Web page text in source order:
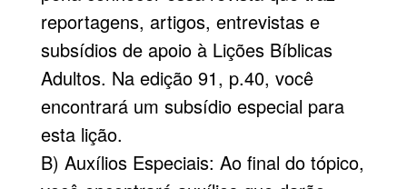
reportagens, artigos, entrevistas e
subsídios de apoio à Lições Bíblicas
Adultos. Na edição 91, p.40, você
encontrará um subsídio especial para
esta lição.
B) Auxílios Especiais: Ao final do tópico,